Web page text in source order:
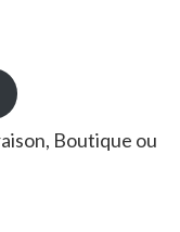
Boutique ou